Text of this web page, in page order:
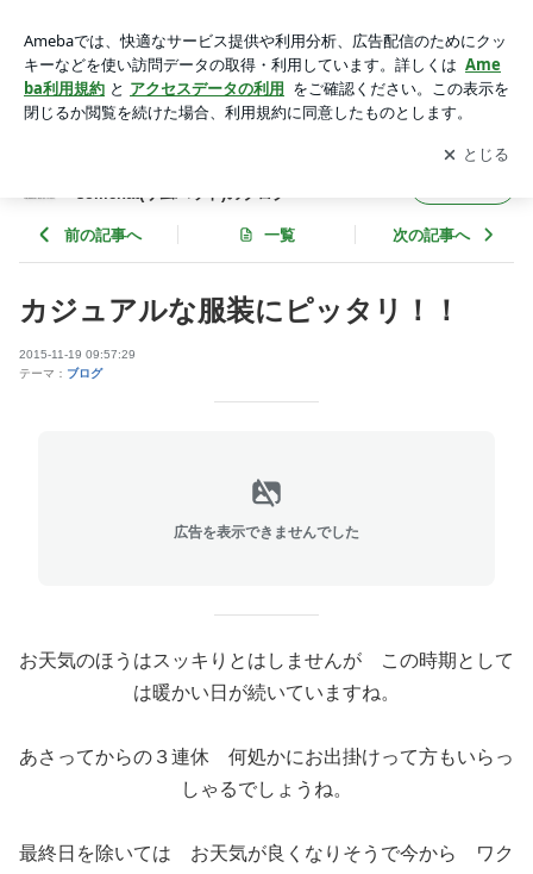
大阪の帽子屋さんsomehat(サムハット)のブログ
アプリをダウンロードして ブログの更新通知
を受け取りまし
ょう。
開く
somehat(サムハット)のブログ
前の記事へ 一覧 次の記事へ
カジュアルな服装にピッタリ！！
2015-11-19 09:57:29
テーマ： ブログ
広告を表示できませんでした
お天気のほうはスッキりとはしませんが この時期として
は暖かい日が続いていますね。
あさってからの３連休 何処かにお出掛けって方もいらっ
しゃるでしょうね。
最終日を除いては お天気が良くなりそうで今から ワク